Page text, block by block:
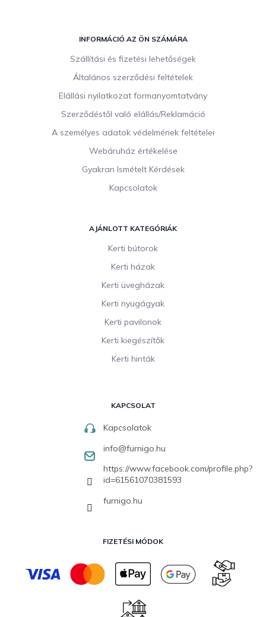
INFORMÁCIÓ AZ ÖN SZÁMÁRA
Szállítási és fizetési lehetőségek
Általános szerződési feltételek
Elállási nyilatkozat formanyomtatvány
Szerződéstől való elállás/Reklamáció
A személyes adatok védelmének feltételei
Webáruház értékelése
Gyakran Ismételt Kérdések
Kapcsolatok
AJÁNLOTT KATEGÓRIÁK
Kerti bútorok
Kerti házak
Kerti üvegházak
Kerti nyugágyak
Kerti pavilonok
Kerti kiegészítők
Kerti hinták
KAPCSOLAT
Kapcsolatok
info@furnigo.hu
https://www.facebook.com/profile.php?
id=61561070381593
furnigo.hu
FIZETÉSI MÓDOK